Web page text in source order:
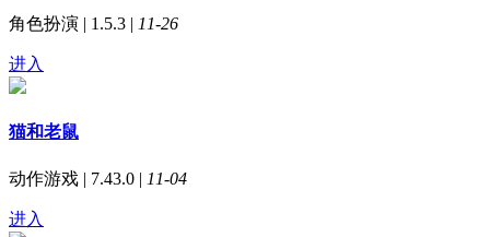
角色扮演 | 1.5.3 | 11-26
进入
猫和老鼠
动作游戏 | 7.43.0 | 11-04
进入